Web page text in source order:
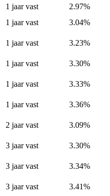
1 jaar vast
2.97%
1 jaar vast
3.04%
1 jaar vast
3.23%
1 jaar vast
3.30%
1 jaar vast
3.33%
1 jaar vast
3.36%
2 jaar vast
3.09%
3 jaar vast
3.30%
3 jaar vast
3.34%
3 jaar vast
3.41%